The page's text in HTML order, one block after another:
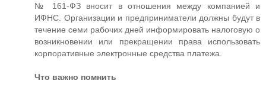
№ 161-ФЗ вносит в отношения между компанией и
ИФНС. Организации и предприниматели должны будут в
течение семи рабочих дней информировать налоговую о
возникновении или прекращении права использовать
корпоративные электронные средства платежа.
Что важно помнить